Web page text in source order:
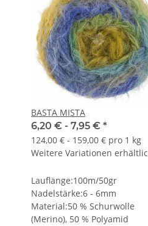
BASTA MISTA
6,20 € - 7,95 € *
124,00 € - 159,00 € pro 1 kg
Weitere Variationen
Lauflänge:100m/50gr
Nadelstärke:6 - 6mm
Material:50 % Schurwolle
(Merino), 50 % Polyamid